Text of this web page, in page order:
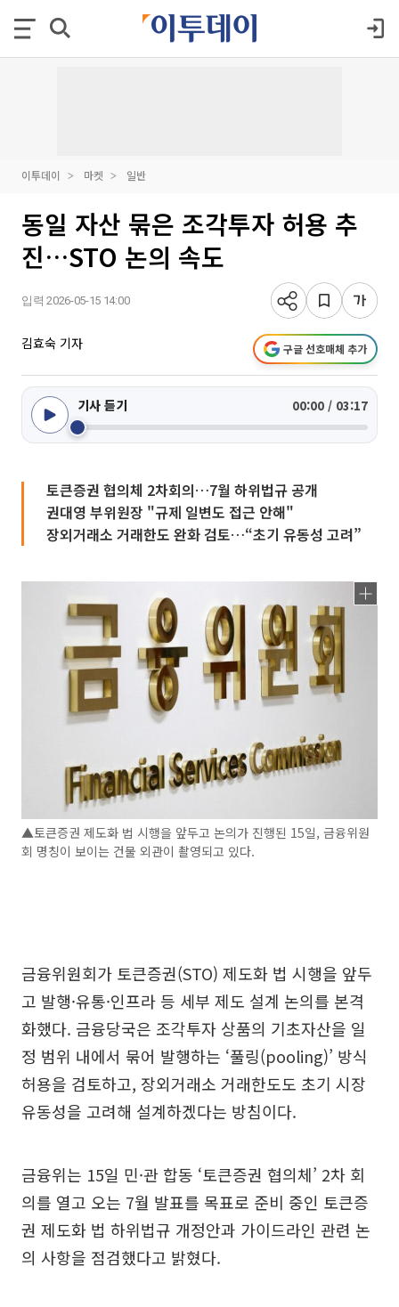
이투데이 마켓 일반
동일 자산 묶은 조각투자 허용 추
진…STO 논의 속도
입력 2026-05-15 14:00
김효숙 기자 구글 선호매체 추가
기사 듣기 00:00 / 03:17
토큰증권 협의체 2차회의…7월 하위법규 공개
권대영 부위원장 "규제 일변도 접근 안해"
장외거래소 거래한도 완화 검토…“초기 유동성 고려”
▲토큰증권 제도화 법 시행을 앞두고 논의가 진행된 15일, 금융위원
회 명칭이 보이는 건물 외관이 촬영되고 있다.
금융위원회가 토큰증권(STO) 제도화 법 시행을 앞두
고 발행·유통·인프라 등 세부 제도 설계 논의를 본격
화했다. 금융당국은 조각투자 상품의 기초자산을 일
정 범위 내에서 묶어 발행하는 ‘풀링(pooling)’ 방식
허용을 검토하고, 장외거래소 거래한도도 초기 시장
유동성을 고려해 설계하겠다는 방침이다.
금융위는 15일 민·관 합동 ‘토큰증권 협의체’ 2차 회
의를 열고 오는 7월 발표를 목표로 준비 중인 토큰증
권 제도화 법 하위법규 개정안과 가이드라인 관련 논
의 사항을 점검했다고 밝혔다.